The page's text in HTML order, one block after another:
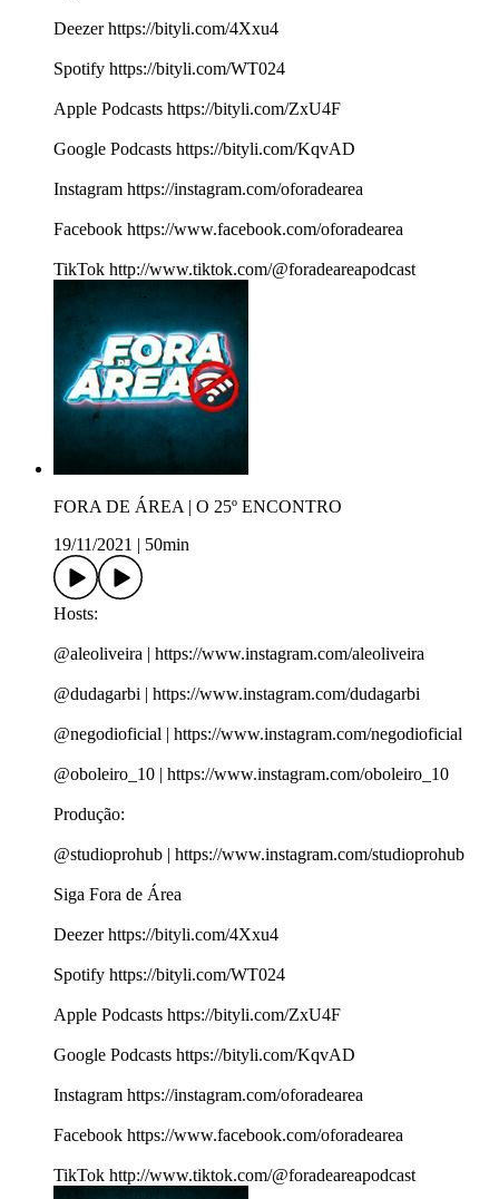
Deezer https://bityli.com/4Xxu4
Spotify https://bityli.com/WT024
Apple Podcasts https://bityli.com/ZxU4F
Google Podcasts https://bityli.com/KqvAD
Instagram https://instagram.com/oforadearea
Facebook https://www.facebook.com/oforadearea
TikTok http://www.tiktok.com/@foradeareapodcast
FORA DE ÁREA | O 25º ENCONTRO
19/11/2021
50min
Hosts:
@aleoliveira | https://www.instagram.com/aleoliveira
@dudagarbi | https://www.instagram.com/dudagarbi
@negodioficial | https://www.instagram.com/negodioficial
@oboleiro_10 | https://www.instagram.com/oboleiro_10
Produção:
@studioprohub | https://www.instagram.com/studioprohub
Siga Fora de Área
Deezer https://bityli.com/4Xxu4
Spotify https://bityli.com/WT024
Apple Podcasts https://bityli.com/ZxU4F
Google Podcasts https://bityli.com/KqvAD
Instagram https://instagram.com/oforadearea
Facebook https://www.facebook.com/oforadearea
TikTok http://www.tiktok.com/@foradeareapodcast